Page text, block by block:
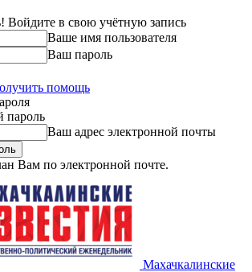
Войдите в свою учётную запись
Ваше имя пользователя
Ваш пароль
помощь
пароль
Ваш адрес электронной почты
Вам по электронной почте.
Махачкалинские